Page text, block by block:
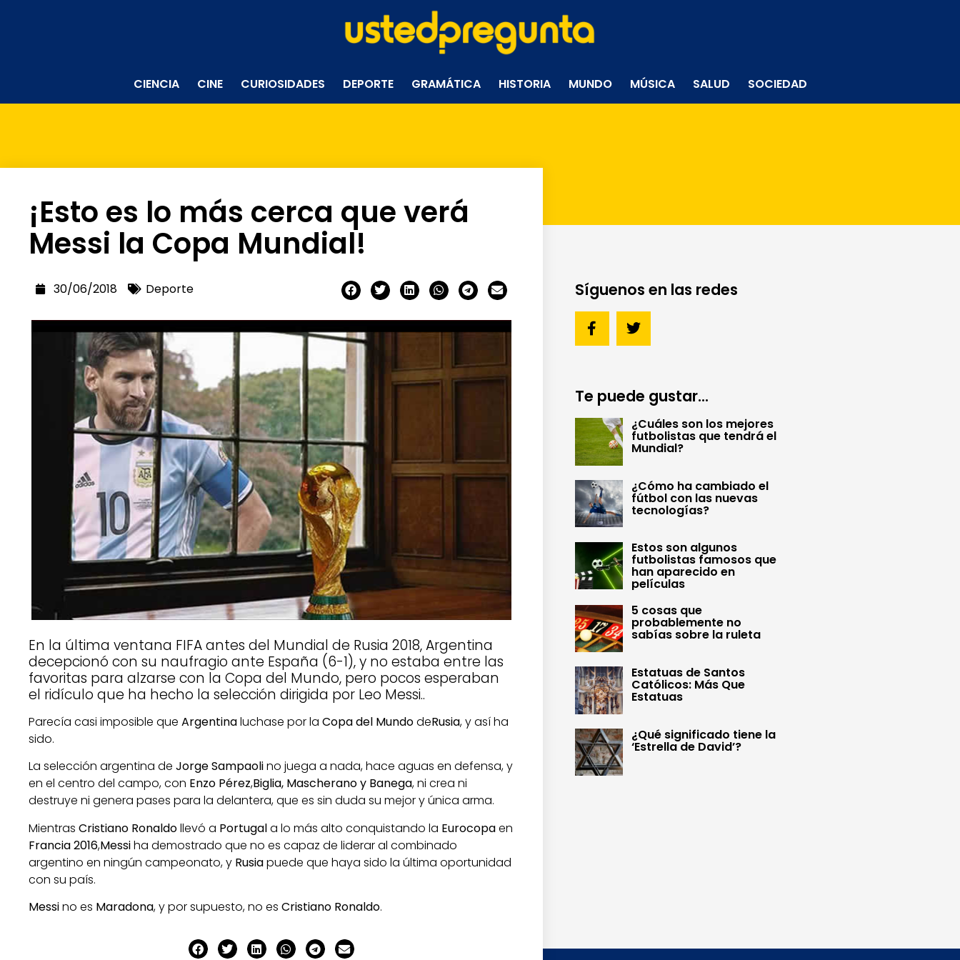
CIENCIA CINE CURIOSIDADES DEPORTE GRAMÁTICA HISTORIA MUNDO MÚSICA SALUD SOCIEDAD
¡Esto es lo más cerca que verá
Messi la Copa Mundial!
30/06/2018 Deporte
En la última ventana FIFA antes del Mundial de Rusia 2018, Argentina
decepcionó con su naufragio ante España (6-1), y no estaba entre las
favoritas para alzarse con la Copa del Mundo, pero pocos esperaban
el ridículo que ha hecho la selección dirigida por Leo Messi..
Parecía casi imposible que Argentinaluchase por la Copa del MundodeRusia, y así ha
sido.
La selección argentina de Jorge Sampaolino juega a nada, hace aguas en defensa, y
en el centro del campo, con Enzo Pérez,Biglia, Mascherano y Banega, ni crea ni
destruye ni genera pases para la delantera, que es sin duda su mejor y única arma.
Mientras Cristiano Ronaldollevó a Portugala lo más alto conquistando la Eurocopaen
Francia 2016,Messiha demostrado que no es capaz de liderar al combinado
argentino en ningún campeonato, y Rusiapuede que haya sido la última oportunidad
con su país.
Messino es Maradona, y por supuesto, no es Cristiano Ronaldo.
Síguenos en las redes
Te puede gustar...
¿Cuáles son los mejores
futbolistas que tendrá el
Mundial?
¿Cómo ha cambiado el
fútbol con las nuevas
tecnologías?
Estos son algunos
futbolistas famosos que
han aparecido en
películas
5 cosas que
probablemente no
sabías sobre la ruleta
Estatuas de Santos
Católicos: Más Que
Estatuas
¿Qué significado tiene la
‘Estrella de David’?